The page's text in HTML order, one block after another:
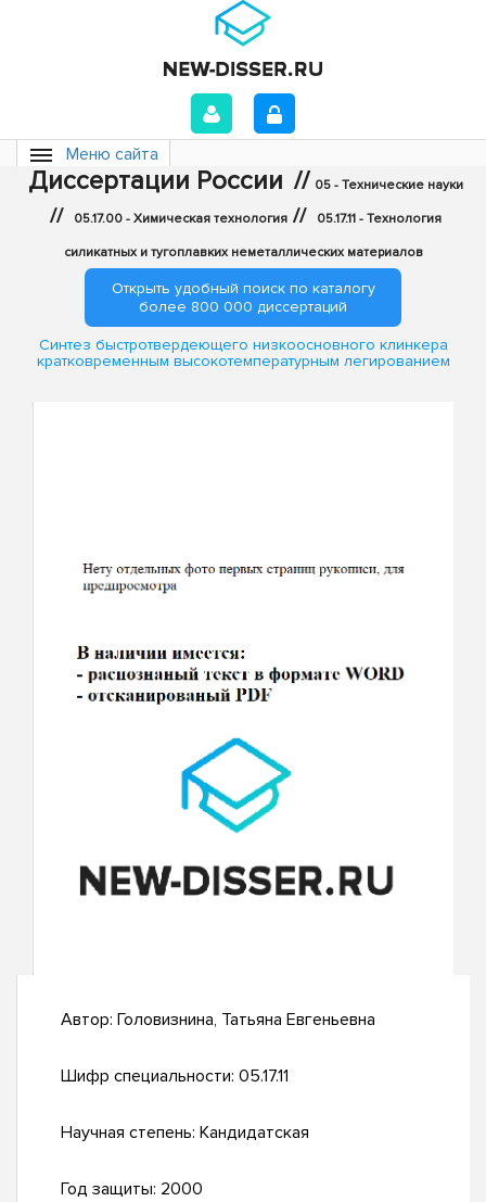
Меню сайта
Диссертации России // 05 - Технические науки
// 05.17.00 - Химическая технология // 05.17.11 - Технология
силикатных и тугоплавких неметаллических материалов
Открыть удобный поиск по каталогу
более 800 000 диссертаций
Синтез быстротвердеющего низкоосновного клинкера
кратковременным высокотемпературным легированием
Автор: Головизнина, Татьяна Евгеньевна
Шифр специальности: 05.17.11
Научная степень: Кандидатская
Год защиты: 2000